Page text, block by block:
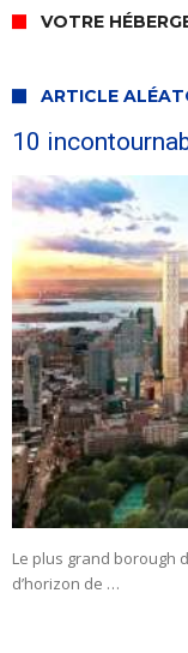
VOTRE
ARTICLE
10
Le plus grand borough
d’horizon de …